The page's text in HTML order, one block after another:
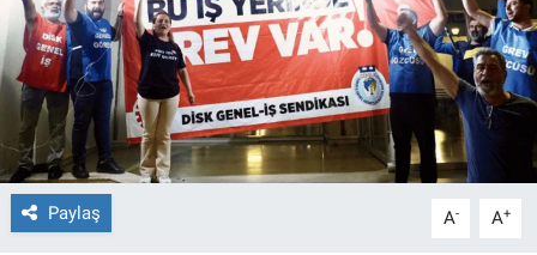
Paylaş A- A+
Gün Başlıyor
Gün Bitiyor
Gün Ortası
Gündem Özel